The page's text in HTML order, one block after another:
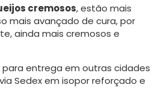
cremosos, estão mais
mais avançado de cura, por
ainda mais cremosos e
entrega em outras cidades
Sedex em isopor reforçado e